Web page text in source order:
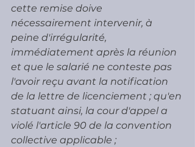
cette remise doive
nécessairement intervenir, à
peine d'irrégularité,
immédiatement après la réunion
et que le salarié ne conteste pas
l'avoir reçu avant la notification
de la lettre de licenciement ; qu'en
statuant ainsi, la cour d'appel a
violé l'article 90 de la convention
collective applicable ;